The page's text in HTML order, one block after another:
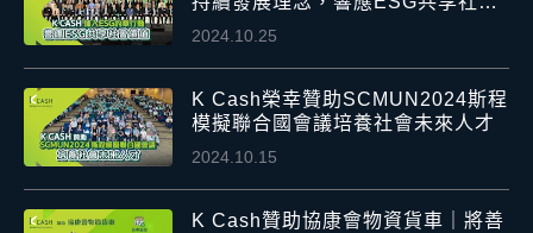
價值
2024.10.25
K Cash榮幸贊助SCMUN2024斯程
模擬聯合國會議培養社會未來人才
2024.10.15
K Cash贊助協康會物資貨車｜將善